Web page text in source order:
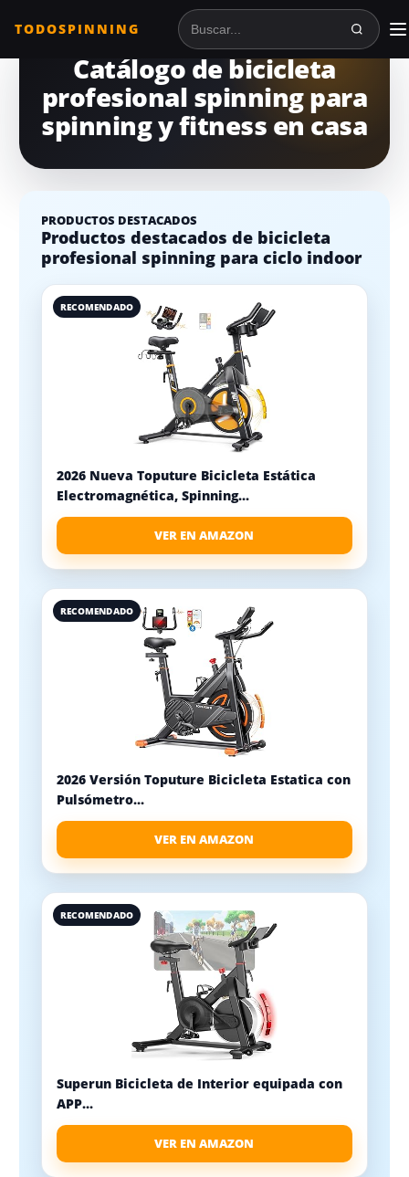
TODOSPINNING Buscar en TodoSpinning
Catálogo de bicicleta
profesional spinning para
spinning y fitness en casa
PRODUCTOS DESTACADOS
Productos destacados de bicicleta
profesional spinning para ciclo indoor
RECOMENDADO
2026 Nueva Toputure Bicicleta Estática
Electromagnética, Spinning...
VER EN AMAZON
RECOMENDADO
2026 Versión Toputure Bicicleta Estatica con
Pulsómetro...
VER EN AMAZON
RECOMENDADO
Superun Bicicleta de Interior equipada con
APP...
VER EN AMAZON